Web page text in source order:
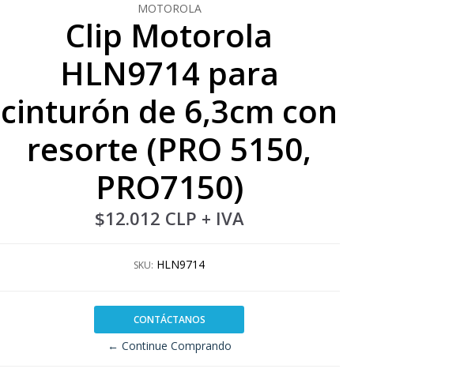
MOTOROLA
Clip Motorola
HLN9714 para
cinturón de 6,3cm con
resorte (PRO 5150,
PRO7150)
$12.012 CLP + IVA
SKU: HLN9714
CONTÁCTANOS
← Continue Comprando